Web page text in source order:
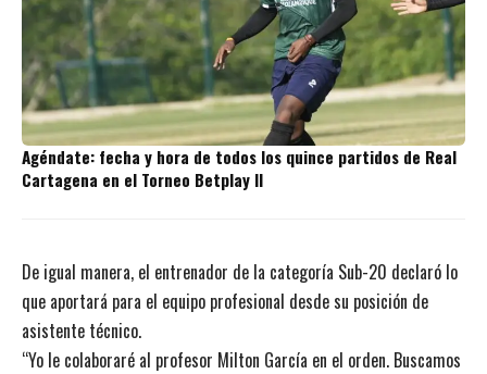
Agéndate: fecha y hora de todos los quince partidos de Real
Cartagena en el Torneo Betplay II
De igual manera, el entrenador de la categoría Sub-20 declaró lo
que aportará para el equipo profesional desde su posición de
asistente técnico.
“Yo le colaboraré al profesor Milton García en el orden. Buscamos